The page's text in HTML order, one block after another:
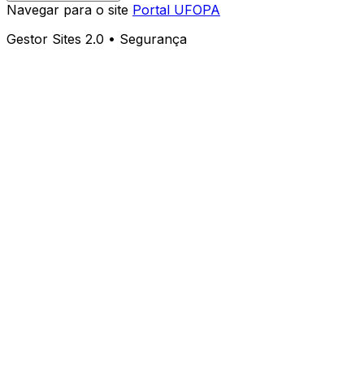
Navegar para o site Portal UFOPA
Gestor Sites 2.0 • Segurança